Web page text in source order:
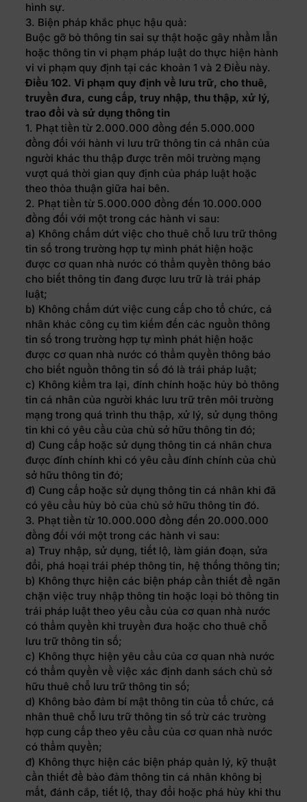
hình sự.
3. Biện pháp khắc phục hậu quả:
Buộc gỡ bỏ thông tin sai sự thật hoặc gây nhầm lẫn
hoặc thông tin vi phạm pháp luật do thực hiện hành
vi vi phạm quy định tại các khoản 1 và 2 Điều này.
Điều 102. Vi phạm quy định về lưu trữ, cho thuê,
truyền đưa, cung cấp, truy nhập, thu thập, xử lý,
trao đổi và sử dụng thông tin
1. Phạt tiền từ 2.000.000 đồng đến 5.000.000
đồng đối với hành vi lưu trữ thông tin cá nhân của
người khác thu thập được trên môi trường mạng
vượt quá thời gian quy định của pháp luật hoặc
theo thỏa thuận giữa hai bên.
2. Phạt tiền từ 5.000.000 đồng đến 10.000.000
đồng đối với một trong các hành vi sau:
a) Không chấm dứt việc cho thuê chỗ lưu trữ thông
tin số trong trường hợp tự mình phát hiện hoặc
được cơ quan nhà nước có thẩm quyền thông báo
cho biết thông tin đang được lưu trữ là trái pháp
luật;
b) Không chấm dứt việc cung cấp cho tổ chức, cá
nhân khác công cụ tìm kiếm đến các nguồn thông
tin số trong trường hợp tự mình phát hiện hoặc
được cơ quan nhà nước có thẩm quyền thông báo
cho biết nguồn thông tin số đó là trái pháp luật;
c) Không kiểm tra lại, đính chính hoặc hủy bỏ thông
tin cá nhân của người khác lưu trữ trên môi trường
mạng trong quá trình thu thập, xử lý, sử dụng thông
tin khi có yêu cầu của chủ sở hữu thông tin đó;
d) Cung cấp hoặc sử dụng thông tin cá nhân chưa
được đính chính khi có yêu cầu đính chính của chủ
sở hữu thông tin đó;
đ) Cung cấp hoặc sử dụng thông tin cá nhân khi đã
có yêu cầu hủy bỏ của chủ sở hữu thông tin đó.
3. Phạt tiền từ 10.000.000 đồng đến 20.000.000
đồng đối với một trong các hành vi sau:
a) Truy nhập, sử dụng, tiết lộ, làm gián đoạn, sửa
đổi, phá hoại trái phép thông tin, hệ thống thông tin;
b) Không thực hiện các biện pháp cần thiết để ngăn
chặn việc truy nhập thông tin hoặc loại bỏ thông tin
trái pháp luật theo yêu cầu của cơ quan nhà nước
có thẩm quyền khi truyền đưa hoặc cho thuê chỗ
lưu trữ thông tin số;
c) Không thực hiện yêu cầu của cơ quan nhà nước
có thẩm quyền về việc xác định danh sách chủ sở
hữu thuê chỗ lưu trữ thông tin số;
d) Không bảo đảm bí mật thông tin của tổ chức, cá
nhân thuê chỗ lưu trữ thông tin số trừ các trường
hợp cung cấp theo yêu cầu của cơ quan nhà nước
có thẩm quyền;
đ) Không thực hiện các biện pháp quản lý, kỹ thuật
cần thiết để bảo đảm thông tin cá nhân không bị
mất, đánh cắp, tiết lộ, thay đổi hoặc phá hủy khi thu